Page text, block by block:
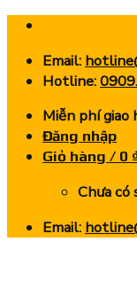
Skip
contentEmail:
Hotline:
Miễn phí giao
Đăng nhập
Giỏ hàng / 0
Chưa có
Email: